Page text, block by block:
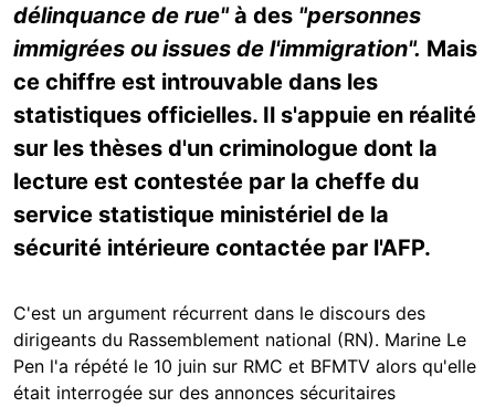
délinquance de rue"à des "personnes
immigrées ou issues de l'immigration". Mais
ce chiffre est introuvable dans les
statistiques officielles. Il s'appuie en réalité
sur les thèses d'un criminologue dont la
lecture est contestée par la cheffe du
service statistique ministériel de la
sécurité intérieure contactée par l'AFP.
C'est un argument récurrent dans le discours des
dirigeants du Rassemblement national (RN). Marine Le
Pen l'a répété le 10 juin sur RMC et BFMTV alors qu'elle
était interrogée sur des annonces sécuritaires